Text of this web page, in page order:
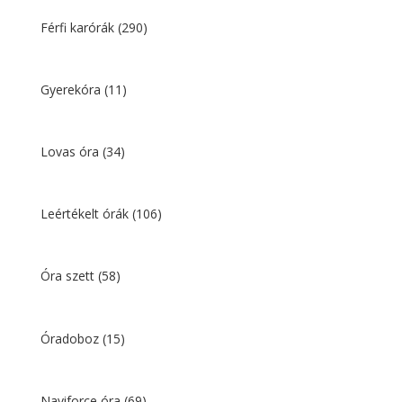
Férfi karórák (290)
Gyerekóra (11)
Lovas óra (34)
Leértékelt órák (106)
Óra szett (58)
Óradoboz (15)